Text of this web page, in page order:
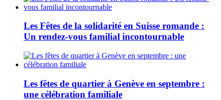
Les Fêtes de la solidarité en Suisse romande :
Un rendez-vous familial incontournable
Les fêtes de quartier à Genève en septembre :
une célébration familiale